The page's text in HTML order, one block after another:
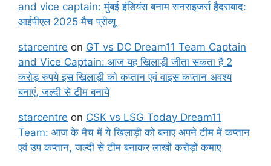
and vice captain: मुंबई इंडियंस बनाम सनराइजर्स हैदराबाद:
आईपीएल 2025 मैच प्रीव्यू
starcentre on GT vs DC Dream11 Team Captain
and Vice Captain: आज यह खिलाड़ी जीता सकता है 2
करोड़ रुपये इस खिलाड़ी को कप्तान एवं वाइस कप्तान अवश्य
बनाएं, जल्दी से टीम बनाये
starcentre on CSK vs LSG Today Dream11
Team: आज के मैच में ये खिलाड़ी को बनाए अपने टीम में कप्तान
एवं उप कप्तान, जल्दी से टीम बनाकर लाखों करोड़ों कमाए